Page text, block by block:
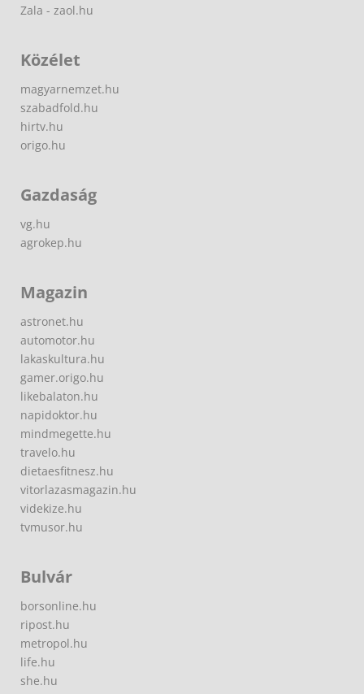
Zala - zaol.hu
Közélet
magyarnemzet.hu
szabadfold.hu
hirtv.hu
origo.hu
Gazdaság
vg.hu
agrokep.hu
Magazin
astronet.hu
automotor.hu
lakaskultura.hu
gamer.origo.hu
likebalaton.hu
napidoktor.hu
mindmegette.hu
travelo.hu
dietaesfitnesz.hu
vitorlazasmagazin.hu
videkize.hu
tvmusor.hu
Bulvár
borsonline.hu
ripost.hu
metropol.hu
life.hu
she.hu